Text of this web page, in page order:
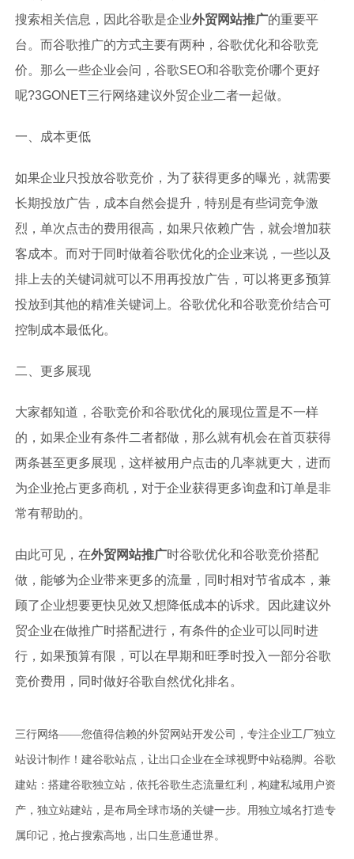
搜索相关信息，因此谷歌是企业外贸网站推广的重要平
台。而谷歌推广的方式主要有两种，谷歌优化和谷歌竞
价。那么一些企业会问，谷歌SEO和谷歌竞价哪个更好
呢?3GONET三行网络建议外贸企业二者一起做。
一、成本更低
如果企业只投放谷歌竞价，为了获得更多的曝光，就需要
长期投放广告，成本自然会提升，特别是有些词竞争激
烈，单次点击的费用很高，如果只依赖广告，就会增加获
客成本。而对于同时做着谷歌优化的企业来说，一些以及
排上去的关键词就可以不用再投放广告，可以将更多预算
投放到其他的精准关键词上。谷歌优化和谷歌竞价结合可
控制成本最低化。
二、更多展现
大家都知道，谷歌竞价和谷歌优化的展现位置是不一样
的，如果企业有条件二者都做，那么就有机会在首页获得
两条甚至更多展现，这样被用户点击的几率就更大，进而
为企业抢占更多商机，对于企业获得更多询盘和订单是非
常有帮助的。
由此可见，在外贸网站推广时谷歌优化和谷歌竞价搭配
做，能够为企业带来更多的流量，同时相对节省成本，兼
顾了企业想要更快见效又想降低成本的诉求。因此建议外
贸企业在做推广时搭配进行，有条件的企业可以同时进
行，如果预算有限，可以在早期和旺季时投入一部分谷歌
竞价费用，同时做好谷歌自然优化排名。
三行网络——您值得信赖的外贸网站开发公司，专注企业工厂独立
站设计制作！建谷歌站点，让出口企业在全球视野中站稳脚。谷歌
建站：搭建谷歌独立站，依托谷歌生态流量红利，构建私域用户资
产，独立站建站，是布局全球市场的关键一步。用独立域名打造专
属印记，抢占搜索高地，出口生意通世界。